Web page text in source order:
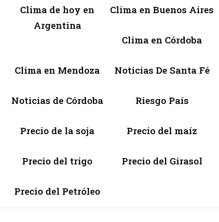
Clima de hoy en
Argentina
Clima en Buenos Aires
Clima en Córdoba
Clima en Mendoza Noticias De Santa Fé
Noticias de Córdoba Riesgo País
Precio de la soja Precio del maíz
Precio del trigo Precio del Girasol
Precio del Petróleo